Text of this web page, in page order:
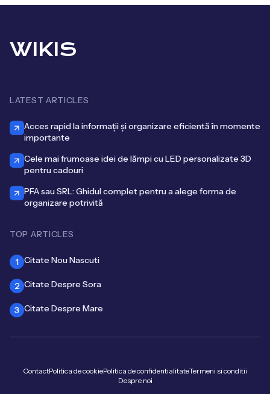
WIKIS
LATEST ARTICLES
Acces rapid la informații și organizare eficientă în momente
importante
Cele mai frumoase idei de lămpi cu LED personalizate 3D
pentru cadouri
PFA sau SRL: Ghidul complet pentru a alege forma de
organizare potrivită
TOP ARTICLES
1 Citate Nou Nascuti
2 Citate Despre Sora
3 Citate Despre Mare
ContactPolitica de cookiePolitica de confidentialitateTermeni si conditii
Despre noi